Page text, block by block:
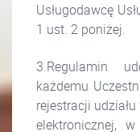
Usługodawcę
1 ust. 2 poniżej.
3.Regulamin
każdemu
rejestracji
elektronicznej,